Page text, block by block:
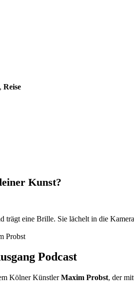
, Reise
Kunst?
Probst
Podcast
Kölner KünstlerMaxim Probst, der